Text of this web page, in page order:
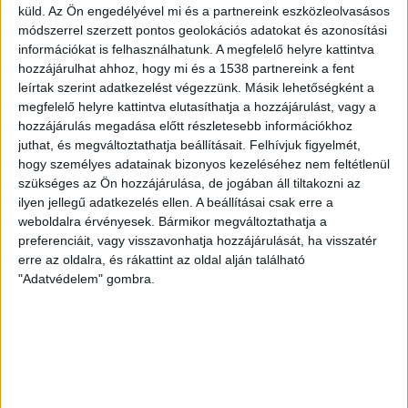
küld. Az Ön engedélyével mi és a partnereink eszközleolvasásos
módszerrel szerzett pontos geolokációs adatokat és azonosítási
információkat is felhasználhatunk. A megfelelő helyre kattintva
hozzájárulhat ahhoz, hogy mi és a 1538 partnereink a fent
leírtak szerint adatkezelést végezzünk. Másik lehetőségként a
megfelelő helyre kattintva elutasíthatja a hozzájárulást, vagy a
hozzájárulás megadása előtt részletesebb információkhoz
juthat, és megváltoztathatja beállításait. Felhívjuk figyelmét,
hogy személyes adatainak bizonyos kezeléséhez nem feltétlenül
szükséges az Ön hozzájárulása, de jogában áll tiltakozni az
ilyen jellegű adatkezelés ellen. A beállításai csak erre a
weboldalra érvényesek. Bármikor megváltoztathatja a
preferenciáit, vagy visszavonhatja hozzájárulását, ha visszatér
erre az oldalra, és rákattint az oldal alján található
"Adatvédelem" gombra.
az összeragasztott anyagokat miniatűr
robbanótöltetekkel választják el egymástól. A
technológia működik laboratóriumi körülmények között,
a távlati cél az, hogy 3-5 éven belül ipari mennyiség
esetén is alkalmazható legyen. Azt ugyanakkor egyelőre
nem lehet tudni, hogy az eljárás mennyibe fog kerülni és
az üzemeltetők számára mekkora többletköltséget
jelent majd az alkalmazása.
forrás:alternativenergia.hu
KAPCSOLÓDÓ TARTALOM: